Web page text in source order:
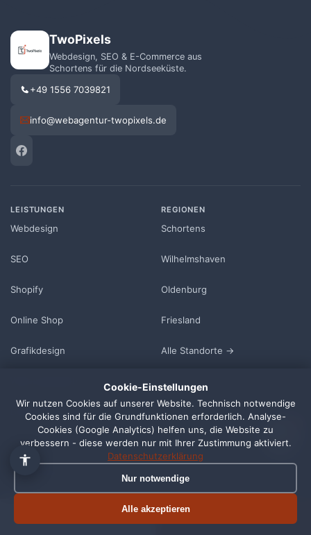
TwoPixels
Webdesign, SEO & E-Commerce aus
Schortens für die Nordseeküste.
+49 1556 7039821
info@webagentur-twopixels.de
LEISTUNGEN
Webdesign
SEO
Shopify
Online Shop
Grafikdesign
Beratung
Vereinswebseite (gratis)
IT-Sicherheit
REGIONEN
Schortens
Wilhelmshaven
Oldenburg
Friesland
Alle Standorte →
Cookie-Einstellungen
Wir nutzen Cookies auf unserer Website. Technisch notwendige
Cookies sind für die Grundfunktionen erforderlich. Analyse-
Cookies (Google Analytics) helfen uns, die Website zu
verbessern - diese werden nur mit Ihrer Zustimmung aktiviert.
Datenschutzerklärung
Nur notwendige
Alle akzeptieren
einfach, ich antworte sofort.